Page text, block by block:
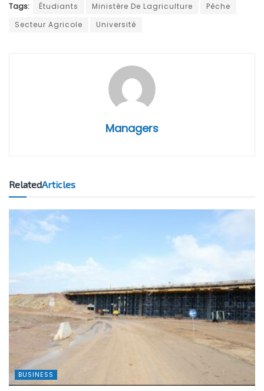
Tags: Étudiants Ministère De Lagriculture
Pêche
Secteur Agricole
Université
Managers
RelatedArticles
BUSINESS